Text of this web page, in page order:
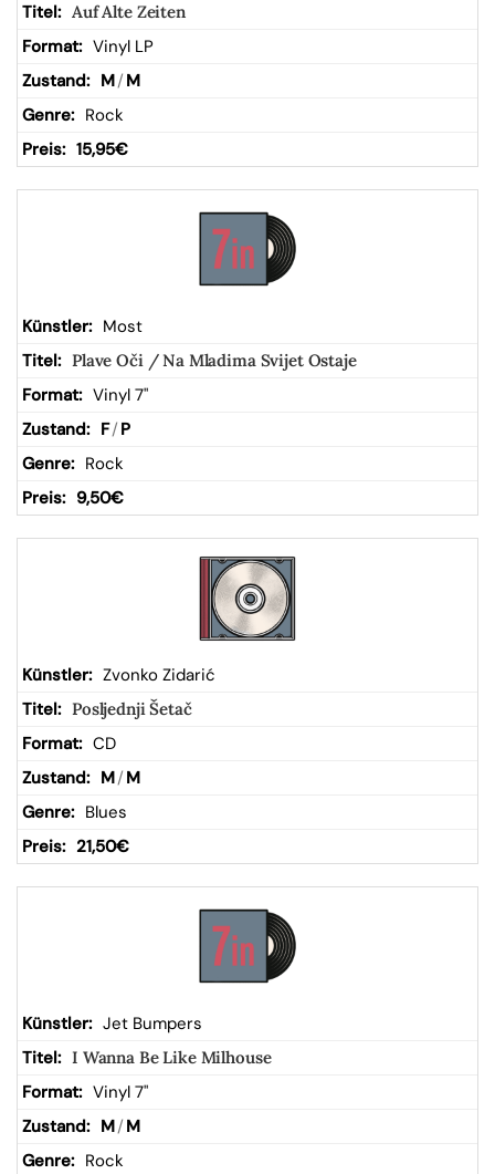
Auf Alte Zeiten
Vinyl LP
M/ M
Rock
15,95€
Most
Plave Oči / Na Mladima Svijet Ostaje
Vinyl 7"
F/ P
Rock
9,50€
Zvonko Zidarić
Posljednji Šetač
CD
M/ M
Blues
21,50€
Jet Bumpers
I Wanna Be Like Milhouse
Vinyl 7"
M/ M
Rock